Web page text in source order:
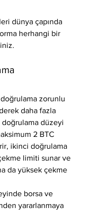
dünya çapında
herhangi bir
zorunlu
daha fazla
doğrulama düzeyi
2 BTC
ikinci doğrulama
limiti sunar ve
da yüksek çekme
borsa ve
yararlanmaya